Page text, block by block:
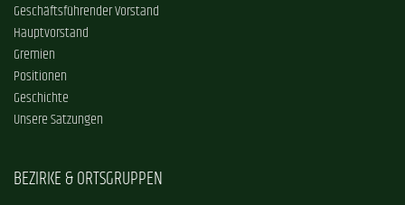
Geschäftsführender Vorstand
Hauptvorstand
Gremien
Positionen
Geschichte
Unsere Satzungen
BEZIRKE & ORTSGRUPPEN